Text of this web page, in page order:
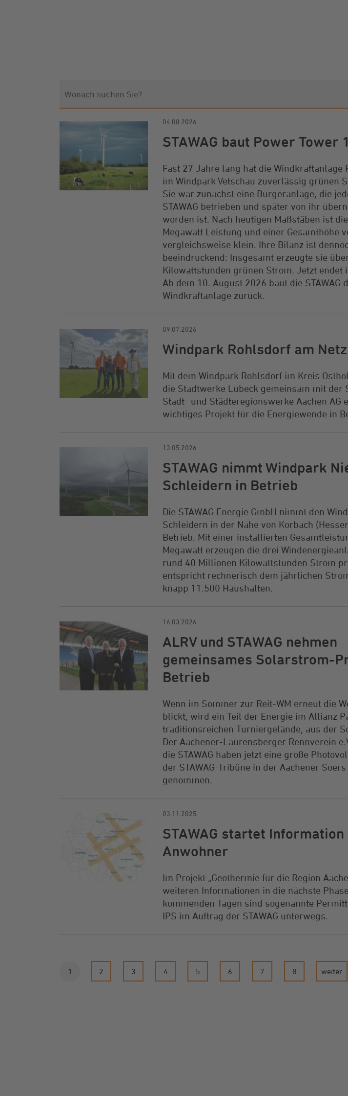
04.08.2026
STAWAG baut Power Tower
Fast 27 Jahre lang hat die Windkraftanlage
im Windpark Vetschau zuverlässig grünen
Sie war zunächst eine Bürgeranlage, die
STAWAG betrieben und später von ihr
worden ist. Nach heutigen Maßstäben ist
Megawatt Leistung und einer Gesamthöhe
vergleichsweise klein. Ihre Bilanz ist
beeindruckend: Insgesamt erzeugte sie
Kilowattstunden grünen Strom. Jetzt endet
Ab dem 10. August 2026 baut die STAWAG
Windkraftanlage zurück.
09.07.2026
Windpark Rohlsdorf am Netz
Mit dem Windpark Rohlsdorf im Kreis
die Stadtwerke Lübeck gemeinsam mit der
Stadt- und Städteregionswerke Aachen AG
wichtiges Projekt für die Energiewende in
13.05.2026
STAWAG nimmt Windpark
Schleidern in Betrieb
Die STAWAG Energie GmbH nimmt den
Schleidern in der Nähe von Korbach
Betrieb. Mit einer installierten
Megawatt erzeugen die drei
rund 40 Millionen Kilowattstunden Strom
entspricht rechnerisch dem jährlichen
knapp 11.500 Haushalten.
16.03.2026
ALRV und STAWAG nehmen
gemeinsames Solarstrom-
Betrieb
Wenn im Sommer zur Reit-WM erneut die
blickt, wird ein Teil der Energie im Allianz
traditionsreichen Turniergelände, aus der
Der Aachener-Laurensberger Rennverein
die STAWAG haben jetzt eine große
der STAWAG-Tribüne in der Aachener
genommen.
03.11.2025
STAWAG startet Information
Anwohner
Im Projekt „Geothermie für die Region
weiteren Informationen in die nächste
kommenden Tagen sind sogenannte
IPS im Auftrag der STAWAG unterwegs.
1 2 3 4 5 6 7 8 weiter